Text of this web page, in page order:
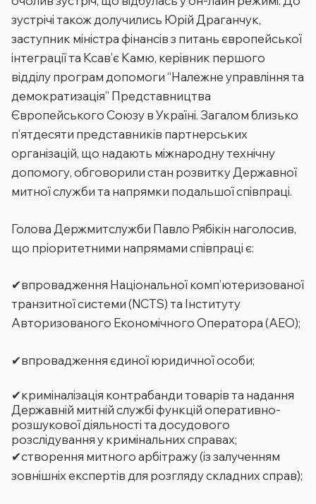
зустрічі також долучились Юрій Драганчук,
заступник міністра фінансів з питань європейської
інтеграції та Ксав’є Камю, керівник першого
відділу програм допомоги “Належне управління та
демократизація” Представництва
Європейського Союзу в Україні. Загалом близько
п’ятдесяти представників партнерських
організацій, що надають міжнародну технічну
допомогу, обговорили стан розвитку Державної
митної служби та напрямки подальшої співпраці.
Голова Держмитслужби Павло Рябікін наголосив,
що пріоритетними напрямами співпраці є:
✔впровадження Національної комп’ютеризованої
транзитної системи (NCTS) та Інституту
Авторизованого Економічного Оператора (АЕО);
✔впровадження єдиної юридичної особи;
✔криміналізація контрабанди товарів та надання
Державній митній службі функцій оперативно-
розшукової діяльності та досудового
розслідування у кримінальних справах;
✔створення митного арбітражу (із залученням
зовнішніх експертів для розгляду складних справ);